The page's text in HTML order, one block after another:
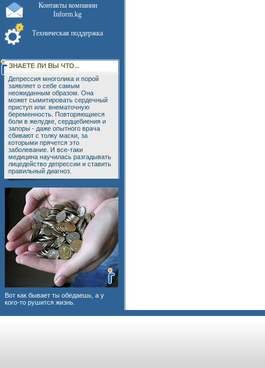
Контакты компании
Inform.kg
Техническая поддержка
Депрессия многолика и порой
заявляет о себе самым
неожиданным образом. Она
может сымитировать сердечный
приступ или: внематочную
беременность. Повторяющиеся
боли в желудке, сердцебиения и
запоры - даже опытного врача
сбивают с толку маски, за
которыми прячется это
заболевание. И все-таки
медицина научилась разгадывать
лицедейство депрессии и ставить
правильный диагноз.
Вот как бывает ты обедаешь, а у
кого-то рушится жизнь.